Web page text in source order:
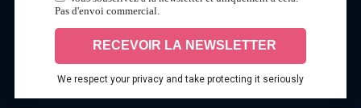
Pas d'envoi commercial.
We respect your privacy and take protecting it seriously